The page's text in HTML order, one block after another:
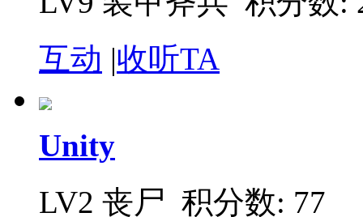
互动 |收听TA
Unity
LV2 丧尸 积分数: 77